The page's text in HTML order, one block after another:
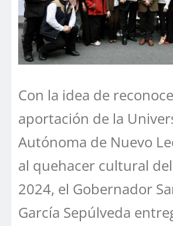
Con la idea de
aportación de la
Autónoma de Nuevo
al quehacer cultural
2024, el Gobernador
García Sepúlveda